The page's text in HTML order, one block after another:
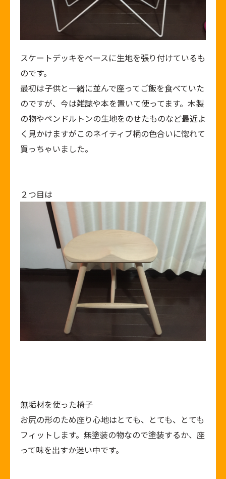
スケートデッキをベースに生地を張り付けているも
のです。
最初は子供と一緒に並んで座ってご飯を食べていた
のですが、今は雑誌や本を置いて使ってます。木製
の物やペンドルトンの生地をのせたものなど最近よ
く見かけますがこのネイティブ柄の色合いに惚れて
買っちゃいました。
２つ目は
無垢材を使った椅子
お尻の形のため座り心地はとても、とても、とても
フィットします。無塗装の物なので塗装するか、座
って味を出すか迷い中です。